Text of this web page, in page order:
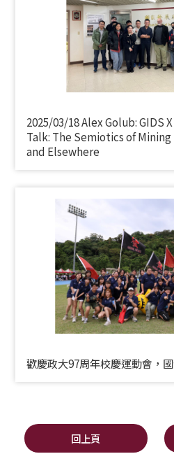
2025/03/18 Alex Golub: GIDS
Talk: The Semiotics of Mining
and Elsewhere
歡慶政大97周年校慶運動會，
回上頁